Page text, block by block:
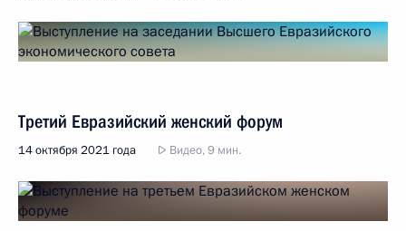
Третий Евразийский женский форум
14 октября 2021 года Видео, 9 мин.